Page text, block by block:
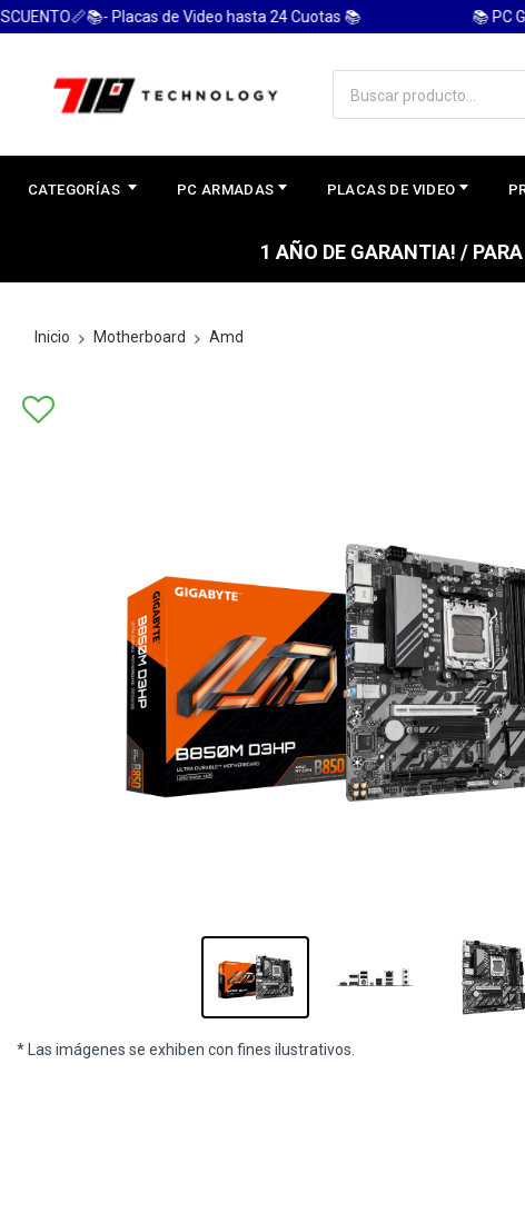
Placas de Video hasta 24 Cuotas 📚 📚 PC
CATEGORÍAS PC ARMADAS PLACAS DE VIDEO
1 AÑO DE GARANTIA! /
Inicio Motherboard Amd
* Las imágenes se exhiben con fines ilustrativos.